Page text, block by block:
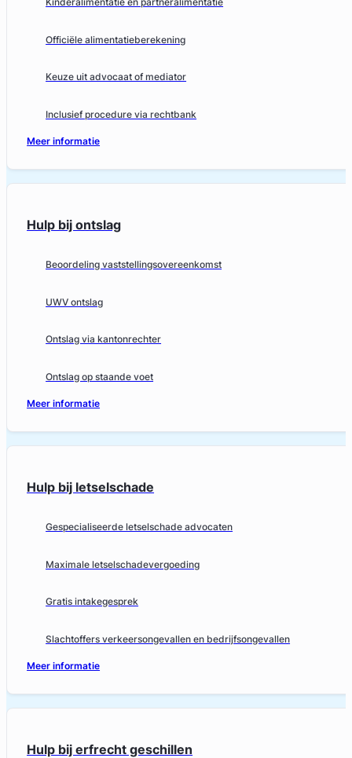
Officiële alimentatieberekening
Keuze uit advocaat of mediator
Inclusief procedure via rechtbank
Meer informatie
Hulp bij ontslag
Beoordeling vaststellingsovereenkomst
UWV ontslag
Ontslag via kantonrechter
Ontslag op staande voet
Meer informatie
Hulp bij letselschade
Gespecialiseerde letselschade advocaten
Maximale letselschadevergoeding
Gratis intakegesprek
Slachtoffers verkeersongevallen en bedrijfsongevallen
Meer informatie
Hulp bij erfrecht geschillen